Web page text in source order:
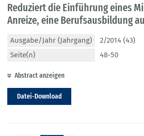
Reduziert die Einführung eines
Anreize, eine Berufsausbildung
Ausgabe/Jahr (Jahrgang)
2/2014 (43)
Seite(n)
48-50
Abstract anzeigen
Datei-Download